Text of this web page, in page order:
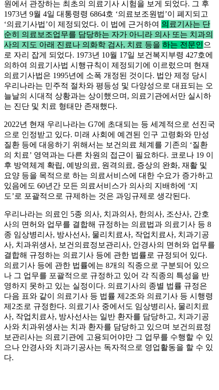
원에서 관장하는 최초의 의료기사 시험을 보게 되었다. 그 후
1973년 9월 4일 대통령령 6864호 ‘의료보조원법’이 폐지되고
‘의료기사법’이 제정되었다. 이 법에 근거하여 의 료기사는 단
순히 의료보조업무를 담당하는 자가 아니라 의사 또는 치과의
사의 지도 아래 진료나 의화학 검사, 치료 등을 하는 전문인 으
로 자리 잡게 되었다. 1973년 10월 17일 보건복지부령 427호에
의하여 의료기사법 시행규칙이 제정되기에 이르렀으며 현재
의료기사법은 1995년에 소폭 개정된 것이다. 법안 제정 당시
우리나라는 민주적 절차와 평등성 및 다양성으로 대표되는 오
늘날의 시대적 상황과는 상이했으며, 의료기관에서만 실시하
는 진단 및 치료 형태만 존재했다.
2022년 현재 우리나라는 G7에 초대되는 등 세계적으로 선진국
으로 인정받고 있다. 미래 사회에 예견된 인구 고령화와 만성
질환 등에 대응하기 위해서는 보건의료 체계를 기존의 ‘질환
의 치료’ 영역과는 다른 차원의 접근이 필요하다. 코로나 19 이
후 방역체계 확립, 예방의료, 원격의료, 증상의 완화, 재활 및
요양 등을 목적으로 하는 의료서비스에 대한 수요가 증가하고
있음에도 60년간 모든 의료서비스가 의사의 지배하에 ‘지
도’로 포괄적으로 규제하는 것은 과잉규제로 생각된다.
우리나라는 의료인 5종 의사, 치과의사, 한의사, 조산사, 간호
사의 면허와 업무를 결합해 규정하는 의료법과 의료기사 등 8
종 임상병리사, 방사선사, 물리치료사, 작업치료사, 치과기공
사, 치과위생사, 보건의료정보관리사, 안경사의 면허와 업무를
결합해 규정하는 의료기사 등에 관한 법률로 규정되어 있다.
의료기사 등에 관한 법률에는 8개의 직종으로 구분되어 있으
나 그 업무를 포괄적으로 규정하고 있어 각 직종의 특성을 반
영하지 못하고 있는 실정이다. 의료기사의 종별 법률 규정은
다음 표와 같이 의료기사 등 법률 제2조와 의료기사 등 시행령
제2조로 규정한다. 의료기사 중에서도 임상병리사, 물리치료
사, 작업치료사, 방사선사는 일반 환자를 담당하고, 치과기공
사와 치과위생사는 치과 환자를 담당하고 있으며 보건의료정
보관리사는 의료기관에 고용되어야만 그 업무를 수행할 수 있
으나 안경사와 치과기공사는 독자적으로 영업활동을 할 수 있
다.